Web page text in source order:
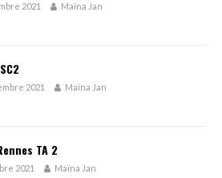
2021 Maïna Jan
2021 Maïna Jan
TA 2
2021 Maïna Jan